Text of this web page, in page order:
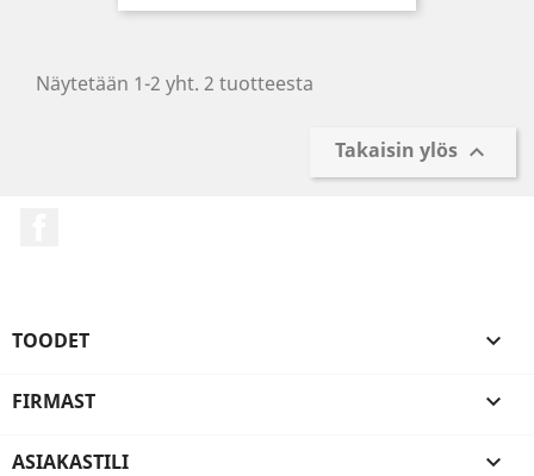
Näytetään 1-2 yht. 2 tuotteesta
Takaisin ylös 
TOODET 
FIRMAST 
ASIAKASTILI 